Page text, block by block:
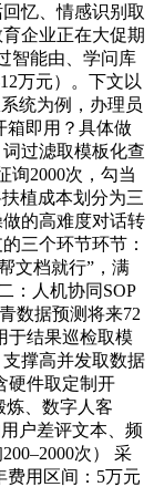
忆、情感识别取
企业正在大促期
智能由、学问库
万元）。下文以
统为例，办理员
箱即用？具体做
过滤取模板化查
询2000次，勾当
植成本划分为三
的高难度对话转
三个环节环节：
文档就行”，满
：人机协同SOP
数据预测将来72
于结果巡检取模
撑高并发取数据
硬件取定制开
炼、数字人客
户差评文本、频
次） 采
费用区间：5万元